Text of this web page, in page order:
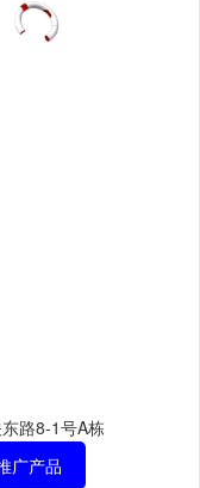
路8-1号A栋
广产品